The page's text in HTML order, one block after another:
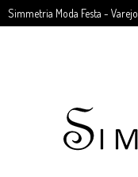
Simmetria Moda Festa -